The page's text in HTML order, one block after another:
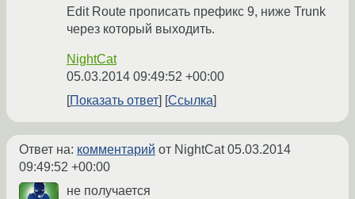
Edit Route прописать префикс 9, ниже Trunk
через который выходить.
NightCat
05.03.2014 09:49:52 +00:00
Показать ответ
Ссылка
Ответ на: комментарий от NightCat05.03.2014
09:49:52 +00:00
не получается